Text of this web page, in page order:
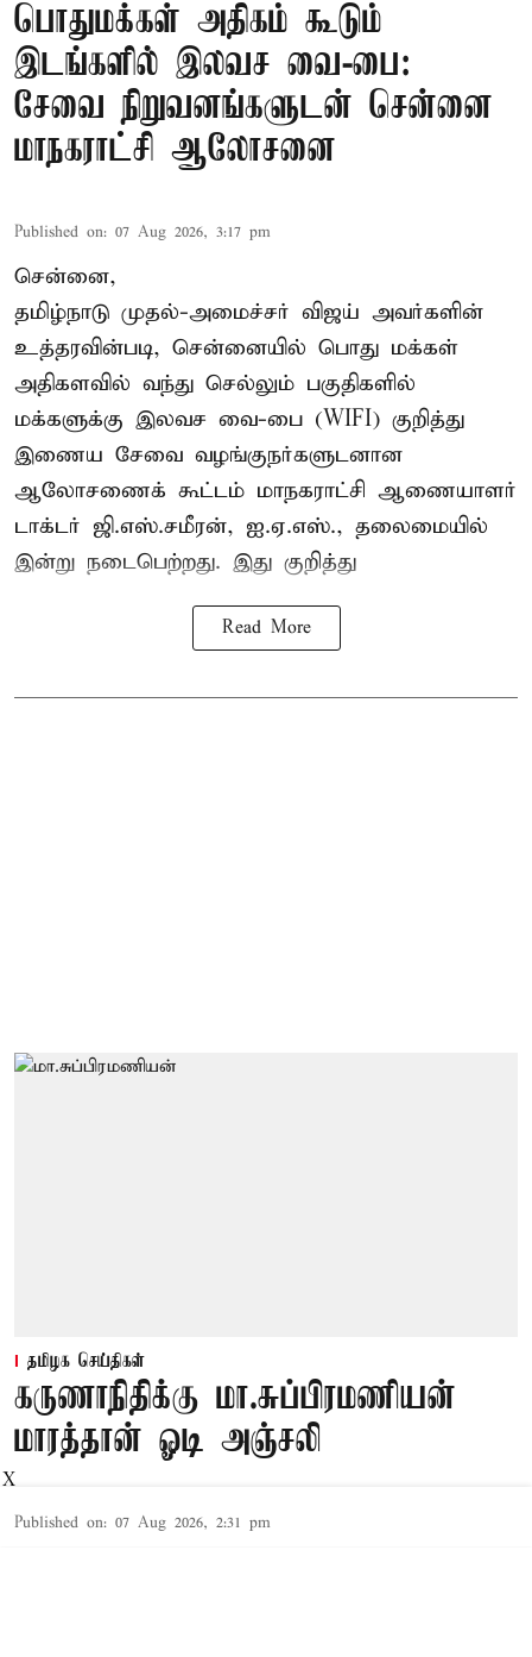
பொதுமக்கள் அதிகம் கூடும்
இடங்களில் இலவச வை-பை:
சேவை நிறுவனங்களுடன் சென்னை
மாநகராட்சி ஆலோசனை
Published on: 07 Aug 2026, 3:17 pm
சென்னை,
தமிழ்நாடு முதல்-அமைச்சர் விஜய் அவர்களின்
உத்தரவின்படி, சென்னையில் பொது மக்கள்
அதிகளவில் வந்து செல்லும் பகுதிகளில்
மக்களுக்கு இலவச வை-பை (WIFI) குறித்து
இணைய சேவை வழங்குநர்களுடனான
ஆலோசணைக் கூட்டம் மாநகராட்சி ஆணையாளர்
டாக்டர் ஜி.எஸ்.சமீரன், ஐ.ஏ.எஸ்., தலைமையில்
இன்று நடைபெற்றது. இது குறித்து
Read More
தமிழக செய்திகள்
கருணாநிதிக்கு மா.சுப்பிரமணியன்
மாரத்தான் ஓடி அஞ்சலி
Published on: 07 Aug 2026, 2:31 pm
X